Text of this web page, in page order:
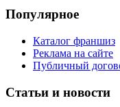
Популярное
Каталог франшиз
Реклама на сайте
Публичный
Статьи и новости